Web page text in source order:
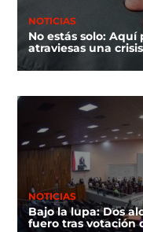
NOTICIAS
No estás solo:
atraviesas una
NOTICIAS
Bajo la lupa: Dos
fuero tras votación